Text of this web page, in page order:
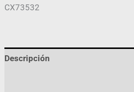
CX73532
Descripción